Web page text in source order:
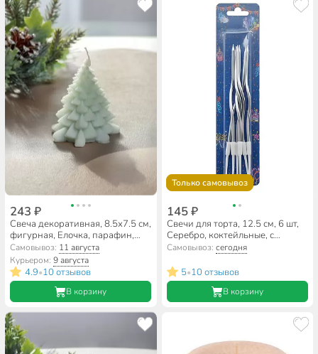
243 ₽
Свеча декоративная, 8.5х7.5 см,
фигурная, Елочка, парафин,
A330033
Самовывоз: 11 августа
Курьером:9 августа
4.9•10 отзывов
В корзину
Только самовывоз
145 ₽
Свечи для торта, 12.5 см, 6 шт,
Серебро, коктейльные, с
держателями, Ч54409
Самовывоз: сегодня
5•10 отзывов
В корзину